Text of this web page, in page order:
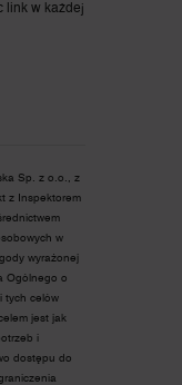
link w każdej
Sp. z o.o., z
z Inspektorem
w
wyrażonej
Ogólnego o
tych celów
jest jak
i
dostępu do